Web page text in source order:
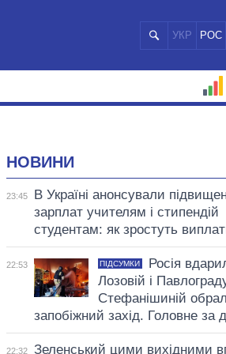
УКР РОС
НОВИНИ
23:45
В Україні анонсували
зарплат учителям і стипендій
студентам: як зростуть
22:53 ПІДСУМКИ
Росія
Лозовій і
Стефанішиній
запобіжний захід. Головне за
22:32
Зеленський цими вихідними